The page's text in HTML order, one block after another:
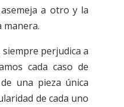
a otro y la
manera.
perjudica a
cada caso de
una pieza única
de cada uno